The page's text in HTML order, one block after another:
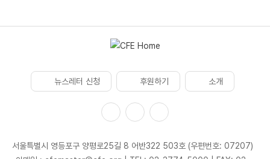
뉴스레터 신청 후원하기 소개
서울특별시 영등포구 양평로25길 8 어반322 503호 (우편번호: 07207)